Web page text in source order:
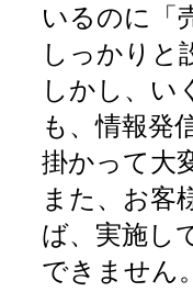
いるのに「
しっかりと
しかし、い
も、情報発
掛かって大
また、お客
ば、実施し
できません